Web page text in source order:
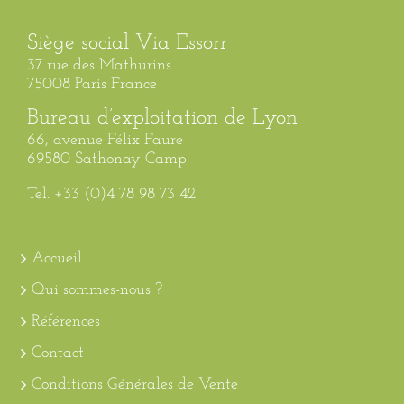
Siège social Via Essorr
37 rue des Mathurins
75008 Paris France
Bureau d’exploitation de Lyon
66, avenue Félix Faure
69580 Sathonay Camp
Tel. +33 (0)4 78 98 73 42
Accueil
Qui sommes-nous ?
Références
Contact
Conditions Générales de Vente